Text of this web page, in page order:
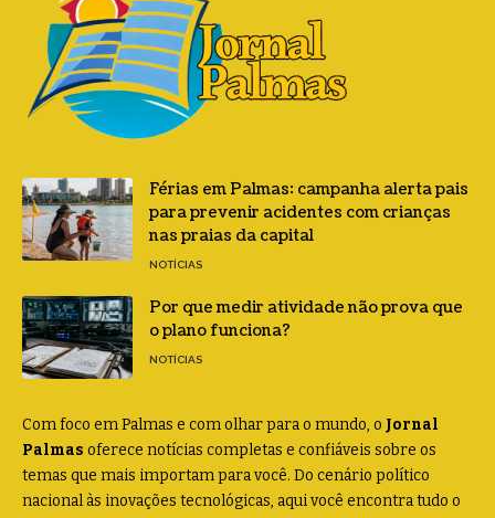
Férias em Palmas: campanha alerta pais
para prevenir acidentes com crianças
nas praias da capital
NOTÍCIAS
Por que medir atividade não prova que
o plano funciona?
NOTÍCIAS
Com foco em Palmas e com olhar para o mundo, o Jornal
Palmas oferece notícias completas e confiáveis sobre os
temas que mais importam para você. Do cenário político
nacional às inovações tecnológicas, aqui você encontra tudo o